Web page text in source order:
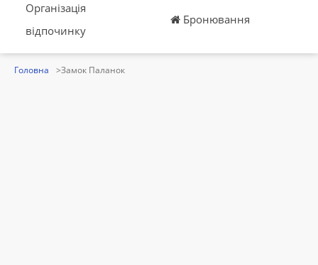
Організація
відпочинку
Бронювання
Головна Замок Паланок